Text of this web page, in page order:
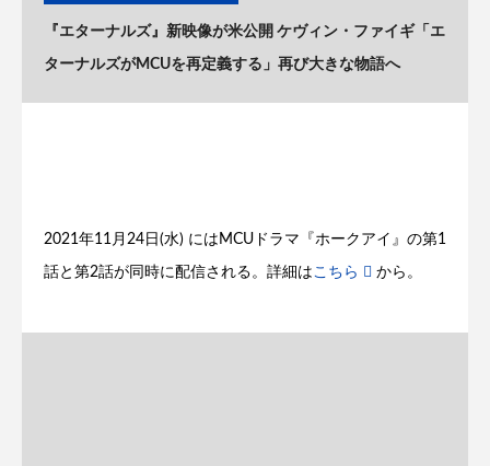
『エターナルズ』新映像が米公開 ケヴィン・ファイギ「エ
ターナルズがMCUを再定義する」再び大きな物語へ
2021年11月24日(水) にはMCUドラマ『ホークアイ』の第1
話と第2話が同時に配信される。詳細はこちら から。